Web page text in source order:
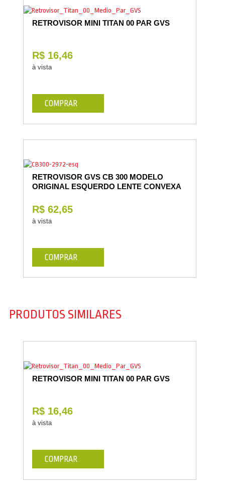
RETROVISOR MINI TITAN 00 PAR GVS
R$ 16,46
à vista
COMPRAR
RETROVISOR GVS CB 300 MODELO
ORIGINAL ESQUERDO LENTE CONVEXA
R$ 62,65
à vista
COMPRAR
PRODUTOS SIMILARES
RETROVISOR MINI TITAN 00 PAR GVS
R$ 16,46
à vista
COMPRAR